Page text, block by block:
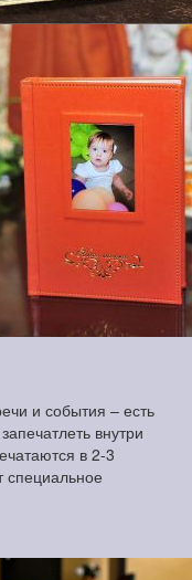
и события – есть
внутри
в 2-3
специальное